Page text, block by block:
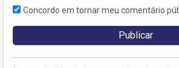
Concordo em tornar meu comentário